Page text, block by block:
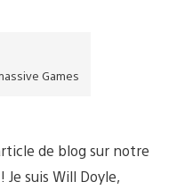
Games
de blog sur notre
Je suis Will Doyle,